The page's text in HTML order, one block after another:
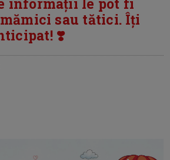
informații le pot fi
sau tătici. Îți
❣️